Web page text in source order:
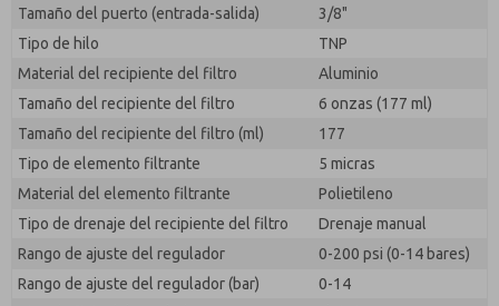
Tamaño del puerto (entrada-salida)
3/8"
Tipo de hilo
TNP
Material del recipiente del filtro
Aluminio
Tamaño del recipiente del filtro
6 onzas (177 ml)
Tamaño del recipiente del filtro (ml)
177
Tipo de elemento filtrante
5 micras
Material del elemento filtrante
Polietileno
Tipo de drenaje del recipiente del filtro
Drenaje manual
Rango de ajuste del regulador
0-200 psi (0-14 bares)
Rango de ajuste del regulador (bar)
0-14
*Sí, he leído la política de privacidad y acepto que los
datos que proporcione se recopilarán y almacenarán
electrónicamente. Mis datos se utilizan únicamente
con fines estrictamente destinados a procesar y
responder a mi solicitud. Al enviar el formulario de
contacto, acepto el procesamiento.
Envíenme actualizaciones periódicas sobre
*Sí, he leído la política de privacidad y acepto que los
datos que proporcione se recopilarán y almacenarán
electrónicamente. Mis datos se utilizan únicamente
con fines estrictamente destinados a procesar y
responder a mi solicitud. Al enviar el formulario de
contacto, acepto el procesamiento.